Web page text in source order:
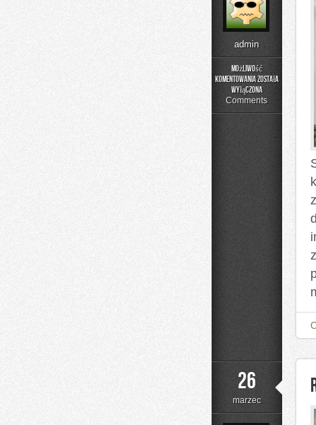
admin
Możliwość
komentowania
Ulicy
została
wyłączona
Comments
26
marzec